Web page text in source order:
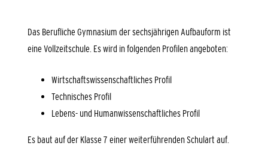
Das Berufliche Gymnasium der sechsjährigen Aufbauform ist
eine Vollzeitschule. Es wird in folgenden Profilen angeboten:
Wirtschaftswissenschaftliches Profil
Technisches Profil
Lebens- und Humanwissenschaftliches Profil
Es baut auf der Klasse 7 einer weiterführenden Schulart auf.